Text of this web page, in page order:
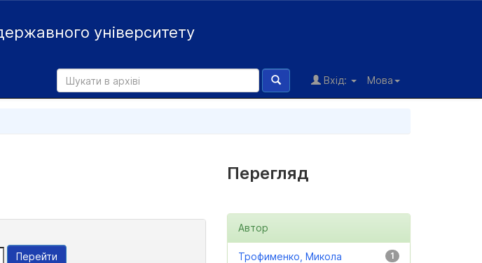
університету
Мова
Вхід:
Перегляд
Автор
1
Трофименко, Микола